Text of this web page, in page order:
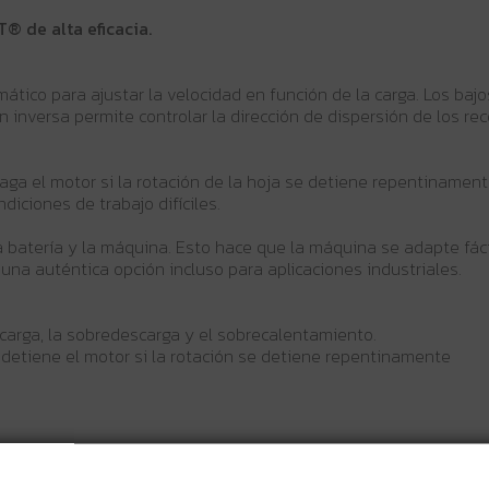
de alta eficacia.
para ajustar la velocidad en función de la carga. Los
permite controlar la dirección de dispersión de los
el motor si la rotación de la hoja se detiene
de trabajo difíciles.
y la máquina. Esto hace que la máquina se adapte
auténtica opción incluso para aplicaciones industriales.
la sobredescarga y el sobrecalentamiento.
el motor si la rotación se detiene repentinamente